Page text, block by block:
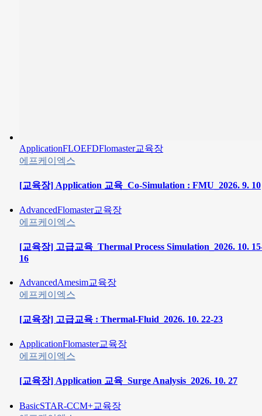
ApplicationFLOEFDFlomaster교육장
에프케이엑스
[교육장] Application 교육_Co-Simulation : FMU_2026. 9. 10
AdvancedFlomaster교육장
에프케이엑스
[교육장] 고급교육_Thermal Process Simulation_2026. 10.
16
AdvancedAmesim교육장
에프케이엑스
[교육장] 고급교육 : Thermal-Fluid_2026. 10. 22-23
ApplicationFlomaster교육장
에프케이엑스
[교육장] Application 교육_Surge Analysis_2026. 10. 27
BasicSTAR-CCM+교육장